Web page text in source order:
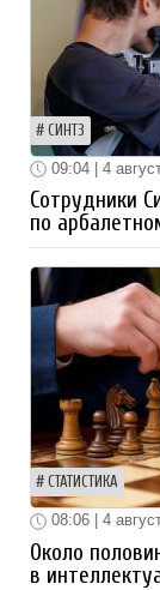
СИНТЗ
09:04 | 4
Сотрудники
по
СТАТИСТИКА
08:06 | 4
Около
в